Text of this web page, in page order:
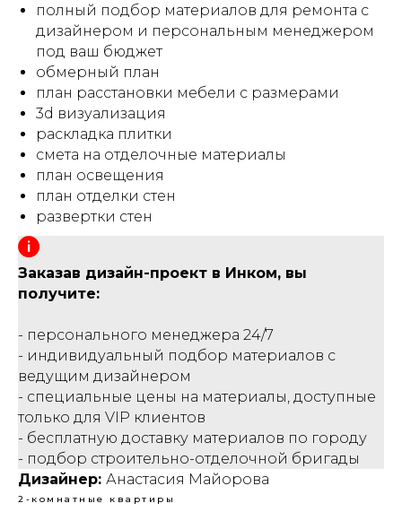
полный подбор материалов для ремонта с
дизайнером и персональным менеджером
под ваш бюджет
обмерный план
план расстановки мебели с размерами
3d визуализация
раскладка плитки
смета на отделочные материалы
план освещения
план отделки стен
развертки стен
Заказав дизайн-проект в Инком, вы
получите:
- персонального менеджера 24/7
- индивидуальный подбор материалов с
ведущим дизайнером
- специальные цены на материалы, доступные
только для VIP клиентов
- бесплатную доставку материалов по городу
- подбор строительно-отделочной бригады
Дизайнер: Анастасия Майорова
2-комнатные квартиры